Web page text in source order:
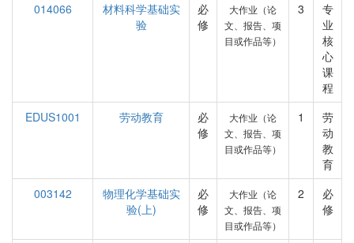
014066
材料科学基础实
验
必
修
大作业（论
文、报告、项
目或作品等）
3
专
业
核
心
课
程
EDUS1001
劳动教育
必
修
大作业（论
文、报告、项
目或作品等）
1
劳
动
教
育
003142
物理化学基础实
验(上)
必
修
大作业（论
文、报告、项
目或作品等）
2
必
修